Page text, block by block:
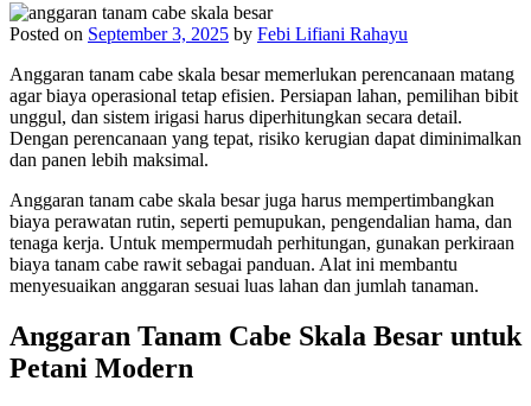
Posted on September 3, 2025 by Febi Lifiani Rahayu
Anggaran tanam cabe skala besar memerlukan perencanaan matang
agar biaya operasional tetap efisien. Persiapan lahan, pemilihan bibit
unggul, dan sistem irigasi harus diperhitungkan secara detail.
Dengan perencanaan yang tepat, risiko kerugian dapat diminimalkan
dan panen lebih maksimal.
Anggaran tanam cabe skala besar juga harus mempertimbangkan
biaya perawatan rutin, seperti pemupukan, pengendalian hama, dan
tenaga kerja. Untuk mempermudah perhitungan, gunakan perkiraan
biaya tanam cabe rawit sebagai panduan. Alat ini membantu
menyesuaikan anggaran sesuai luas lahan dan jumlah tanaman.
Anggaran Tanam Cabe Skala Besar untuk
Petani Modern